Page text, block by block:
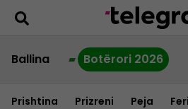
Ballina Botërori 2026
Prishtina Prizreni Peja